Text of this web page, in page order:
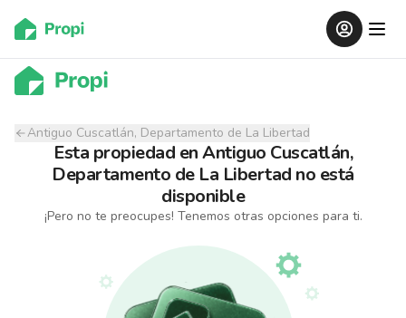
Antiguo Cuscatlán, Departamento de La Libertad
Esta propiedad enAntiguo Cuscatlán,
Departamento de La Libertad no está
disponible
¡Pero no te preocupes! Tenemos otras opciones para ti.